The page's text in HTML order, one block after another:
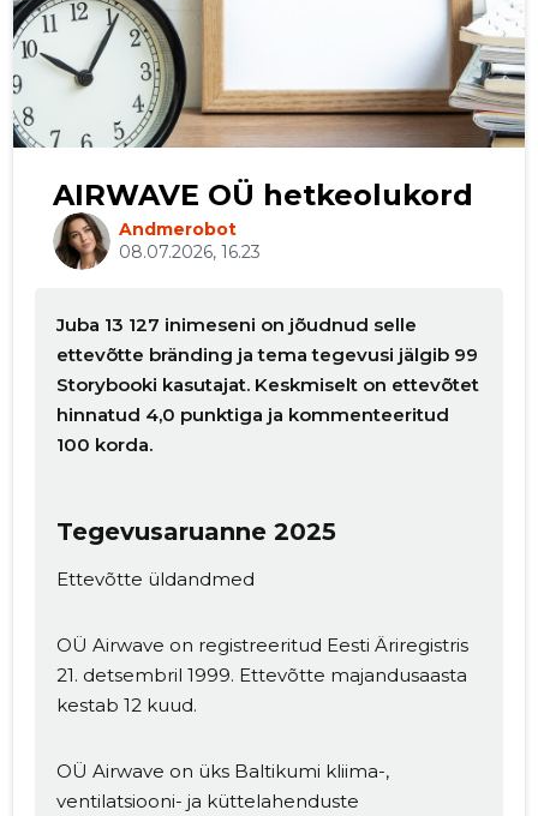
AIRWAVE OÜ hetkeolukord
Andmerobot
08.07.2026, 16.23
Juba 13 127 inimeseni on jõudnud selle
ettevõtte bränding ja tema tegevusi jälgib 99
Storybooki kasutajat. Keskmiselt on ettevõtet
hinnatud 4,0 punktiga ja kommenteeritud
100 korda.
Tegevusaruanne 2025
Ettevõtte üldandmed
OÜ Airwave on registreeritud Eesti Äriregistris
21. detsembril 1999. Ettevõtte majandusaasta
kestab 12 kuud.
OÜ Airwave on üks Baltikumi kliima-,
ventilatsiooni- ja küttelahenduste